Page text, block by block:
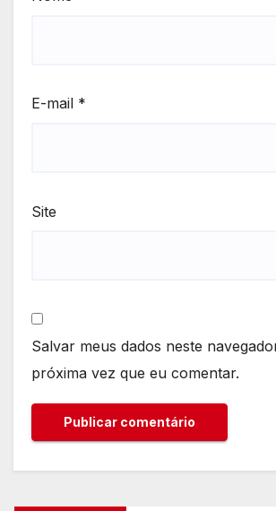
E-mail *
Site
Salvar meus dados neste
próxima vez que eu comentar.